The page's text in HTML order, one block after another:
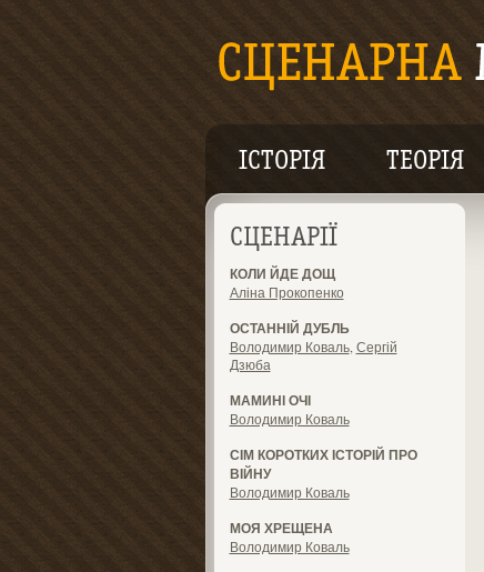
ІСТОРІЯ ТЕОРІЯ
СЦЕНАРІЇ
КОЛИ ЙДЕ ДОЩ
Аліна Прокопенко
ОСТАННІЙ ДУБЛЬ
Володимир Коваль, Сергій
Дзюба
МАМИНІ ОЧІ
Володимир Коваль
СІМ КОРОТКИХ ІСТОРІЙ ПРО
ВІЙНУ
Володимир Коваль
МОЯ ХРЕЩЕНА
Володимир Коваль